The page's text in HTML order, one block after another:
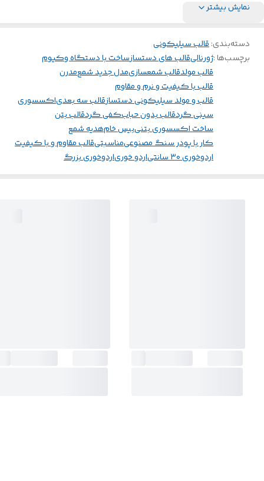
نمایش بیشتر
دسته‌بندی:قالب سیلیکونی
برچسب‌ها :ژورنالیقالب های دستسازساخت با دستگاه وکیوم
قالب مولدقالب شمعسازیمدل جدید شمعمدرن
قالب با کیفیت و نرم و مقاوم
قالب و مولد سیلیکونی دستسازقالب سه بعدیاکسسوری
سینی گردقالب بدون حبابکفی گردقالب بتن
ساخت اکسسوری بتنیبیس خامهدیه شمع
کار با پودر سنگ مصنوعیمناسبتیقالب مقاوم و با کیفیت
اردوخوری ۳۰ سانتی
اردو خوریاردوخوری بزرگ